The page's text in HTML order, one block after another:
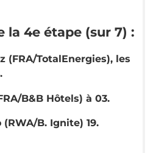
la 4e étape (sur 7) :
(FRA/TotalEnergies), les
B&B Hôtels) à 03.
B. Ignite) 19.